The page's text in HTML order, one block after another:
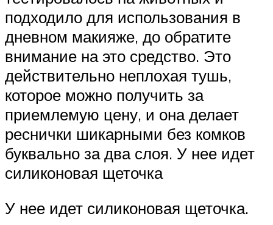
подходило для использования в
дневном макияже, до обратите
внимание на это средство. Это
действительно неплохая тушь,
которое можно получить за
приемлемую цену, и она делает
реснички шикарными без комков
буквально за два слоя. У нее идет
силиконовая щеточка
У нее идет силиконовая щеточка.